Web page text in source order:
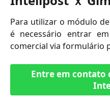
Para utilizar o módulo de
é necessário entrar
comercial via formulário
Entre em contato